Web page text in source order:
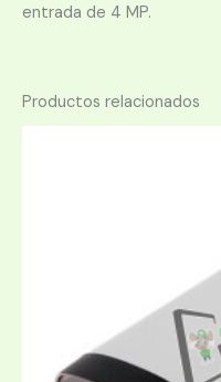
entrada de 4 MP.
Productos relacionados